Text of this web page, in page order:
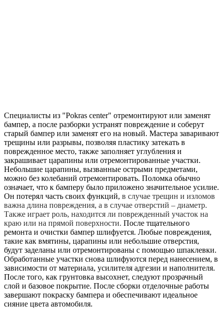
Специалисты из "Pokras center" отремонтируют или заменят
бампер, а после разборки устранят повреждение и соберут
старый бампер или заменят его на новый. Мастера заваривают
трещины или разрывы, позволяя пластику затекать в
поврежденное место, также заполняет углубления и
закрашивает царапины или отремонтированные участки.
Небольшие царапины, вызванные острыми предметами,
можно без колебаний отремонтировать. Поломка обычно
означает, что к бамперу было приложено значительное усилие.
Он потерял часть своих функций, в случае трещин и изломов
важна длина повреждения, а в случае отверстий – диаметр.
Также играет роль, находится ли поврежденный участок на
краю или на прямой поверхности. После тщательного
ремонта и очистки бампер шлифуется. Любые повреждения,
такие как вмятины, царапины или небольшие отверстия,
будут заделаны или отремонтированы с помощью шпаклевки.
Обработанные участки снова шлифуются перед нанесением, в
зависимости от материала, усилителя адгезии и наполнителя.
После того, как грунтовка высохнет, следуют прозрачный
слой и базовое покрытие. После сборки отделочные работы
завершают покраску бампера и обеспечивают идеальное
сияние цвета автомобиля.